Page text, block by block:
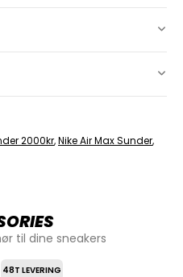
2000kr,Nike Air Max Sunder,
til dine sneakers
48T LEVERING